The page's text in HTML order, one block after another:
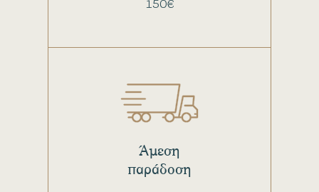
150€
Άμεση
παράδοση